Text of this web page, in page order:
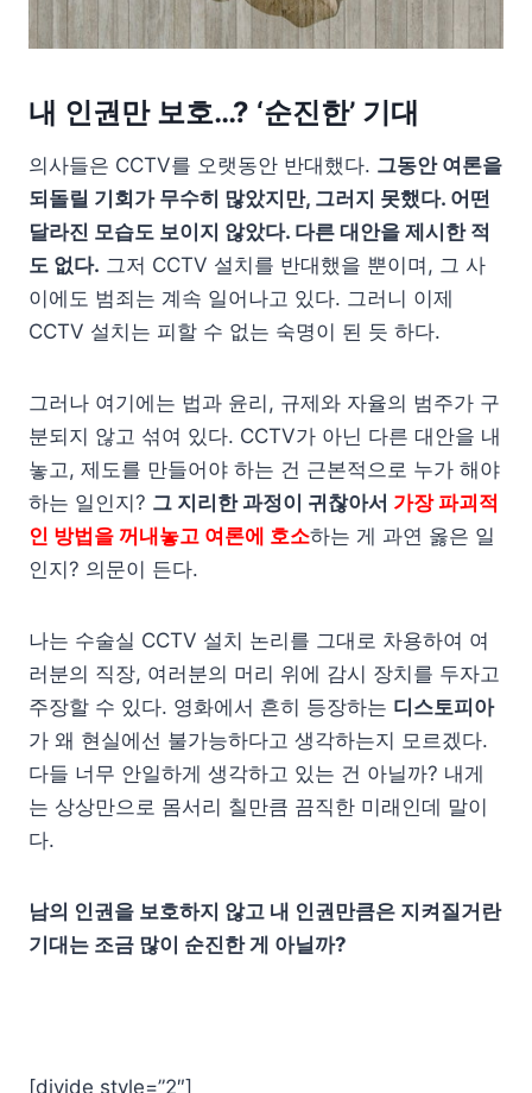
내 인권만 보호…? ‘순진한’ 기대
의사들은 CCTV를 오랫동안 반대했다. 그동안 여론을
되돌릴 기회가 무수히 많았지만, 그러지 못했다. 어떤
달라진 모습도 보이지 않았다. 다른 대안을 제시한 적
도 없다. 그저 CCTV 설치를 반대했을 뿐이며, 그 사
이에도 범죄는 계속 일어나고 있다. 그러니 이제
CCTV 설치는 피할 수 없는 숙명이 된 듯 하다.
그러나 여기에는 법과 윤리, 규제와 자율의 범주가 구
분되지 않고 섞여 있다. CCTV가 아닌 다른 대안을 내
놓고, 제도를 만들어야 하는 건 근본적으로 누가 해야
하는 일인지? 그 지리한 과정이 귀찮아서 가장 파괴적
인 방법을 꺼내놓고 여론에 호소하는 게 과연 옳은 일
인지? 의문이 든다.
나는 수술실 CCTV 설치 논리를 그대로 차용하여 여
러분의 직장, 여러분의 머리 위에 감시 장치를 두자고
주장할 수 있다. 영화에서 흔히 등장하는 디스토피아
가 왜 현실에선 불가능하다고 생각하는지 모르겠다.
다들 너무 안일하게 생각하고 있는 건 아닐까? 내게
는 상상만으로 몸서리 칠만큼 끔직한 미래인데 말이
다.
남의 인권을 보호하지 않고 내 인권만큼은 지켜질거란
기대는 조금 많이 순진한 게 아닐까?
[divide style=”2″]